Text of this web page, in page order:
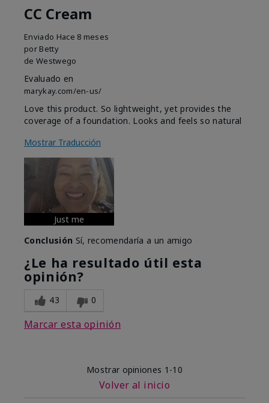
CC Cream
Enviado Hace 8 meses
por Betty
de Westwego
Evaluado en
marykay.com/en-us/
Love this product. So lightweight, yet provides the
coverage of a foundation. Looks and feels so natural
Mostrar Traducción
Just me
Conclusión Sí, recomendaría a un amigo
¿Le ha resultado útil esta
opinión?
43 0
Marcar esta opinión
Mostrar opiniones 1-10
Volver al inicio